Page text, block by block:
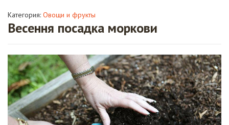
Категория: Овощи и фрукты
Весення посадка моркови